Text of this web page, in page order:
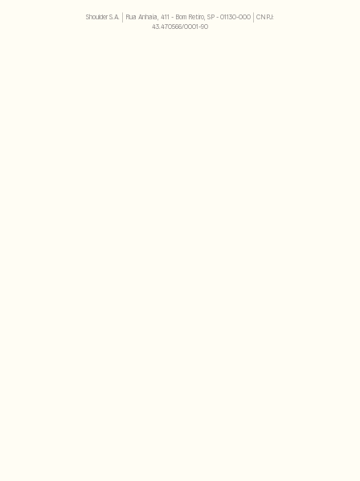
Shoulder S.A. | Rua Anhaia, 411 - Bom Retiro, SP - 01130-000 | CNPJ:
43.470566/0001-90